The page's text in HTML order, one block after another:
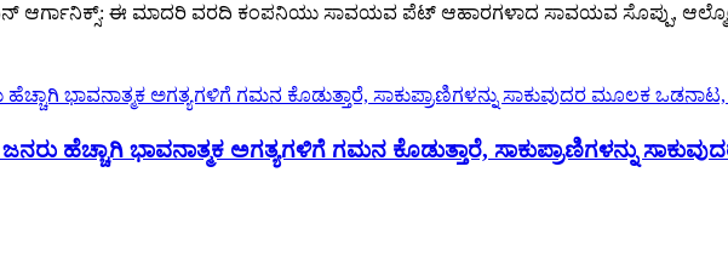
ಆರ್ಗಾನಿಕ್ಸ್: ಈ ಮಾದರಿ ವರದಿ ಕಂಪನಿಯು ಸಾವಯವ ಪೆಟ್ ಆಹಾರಗಳಾದ ಸಾವಯವ ಸೊಪ್ಪು,
ಹೆಚ್ಚಾಗಿ ಭಾವನಾತ್ಮಕ ಅಗತ್ಯಗಳಿಗೆ ಗಮನ ಕೊಡುತ್ತಾರೆ, ಸಾಕುಪ್ರಾಣಿಗಳನ್ನು